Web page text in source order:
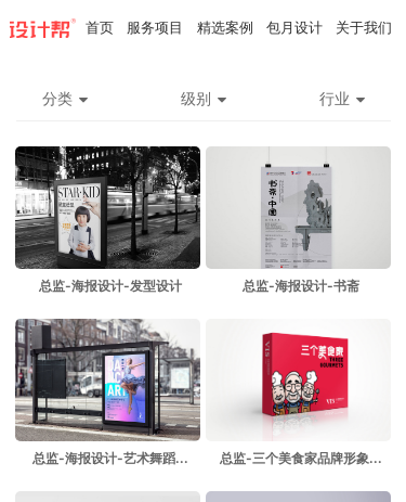
首页 服务项目 精选案例 包月设计 关于我们
分类 级别 行业
总监-海报设计-发型设计 总监-海报设计-书斋
总监-海报设计-艺术舞蹈... 总监-三个美食家品牌形象...